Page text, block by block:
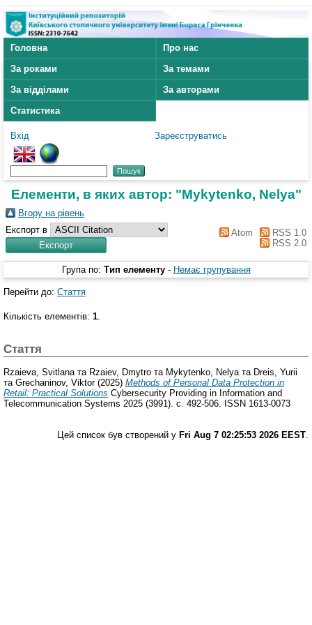
Головна
Про нас
За роками
За темами
За відділами
За авторами
Статистика
Вхід Зареєструватись
Елементи, в яких автор: "Mykytenko, Nelya"
Вгору на рівень
Експорт в
Atom
RSS 1.0
RSS 2.0
Група по: Тип елементу - Немає групування
Перейти до: Стаття
Кількість елементів: 1.
Стаття
Rzaieva, Svitlana та Rzaiev, Dmytro та Mykytenko, Nelya та Dreis, Yurii
та Grechaninov, Viktor(2025) Methods of Personal Data Protection in
Retail: Practical Solutions Cybersecurity Providing in Information and
Telecommunication Systems 2025 (3991). с. 492-506. ISSN 1613-0073
Цей список був створений у Fri Aug 7 02:25:53 2026 EEST